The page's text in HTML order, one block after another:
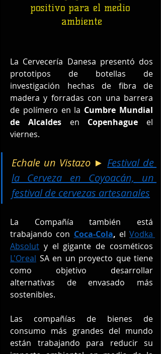
positivo para el medio
ambiente
La Cervecería Danesa presentó dos
prototipos de botellas de
investigación hechas de fibra de
madera y forradas con una barrera
de polímero en la Cumbre Mundial
de Alcaldes en Copenhague el
viernes.
Echale un Vistazo ► Festival de
la Cerveza en Coyoacán, un
festival de cervezas artesanales
La Compañía también está
trabajando con Coca-Cola, el Vodka
Absolut
L'Oreal SA en un proyecto que tiene
como objetivo desarrollar
alternativas de envasado más
sostenibles.
Las compañías de bienes de
consumo más grandes del mundo
están trabajando para reducir su